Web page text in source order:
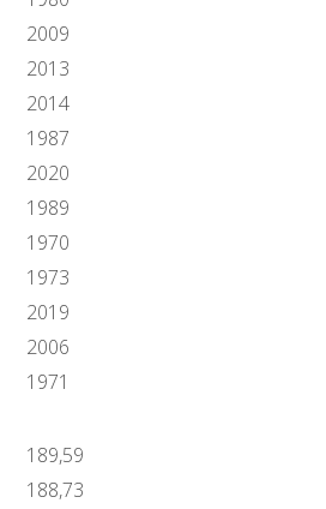
2009
2013
2014
1987
2020
1989
1970
1973
2019
2006
1971
189,59
188,73